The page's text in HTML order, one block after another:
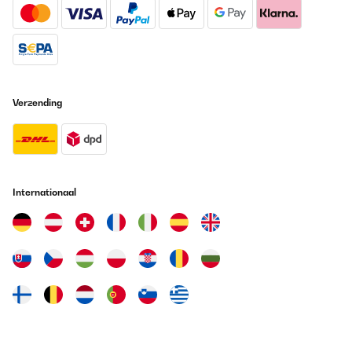
Vertaal
Tolle Verarbeitung würde ich wieder kaufen.
Amazon-Benutzer
Simple a utiliser
Utilisateur d'Amazon
Vertaal
Verzending
Internationaal